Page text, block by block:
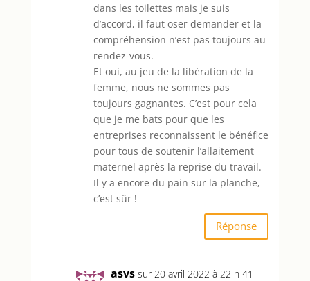
dans les toilettes mais je suis
d’accord, il faut oser demander et la
compréhension n’est pas toujours au
rendez-vous.
Et oui, au jeu de la libération de la
femme, nous ne sommes pas
toujours gagnantes. C’est pour cela
que je me bats pour que les
entreprises reconnaissent le bénéfice
pour tous de soutenir l’allaitement
maternel après la reprise du travail.
Il y a encore du pain sur la planche,
c’est sûr !
Réponse
asvs sur 20 avril 2022 à 22 h 41